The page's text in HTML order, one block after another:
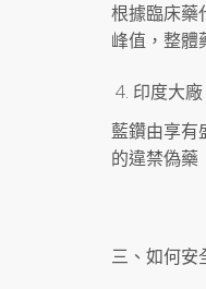
根據臨床藥
峰值，整體
印度大
藍鑽由享有
的違禁偽藥
三、如何安